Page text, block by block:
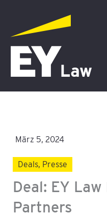
springen
März 5, 2024
Deals, Presse
Deal: EY
Partners